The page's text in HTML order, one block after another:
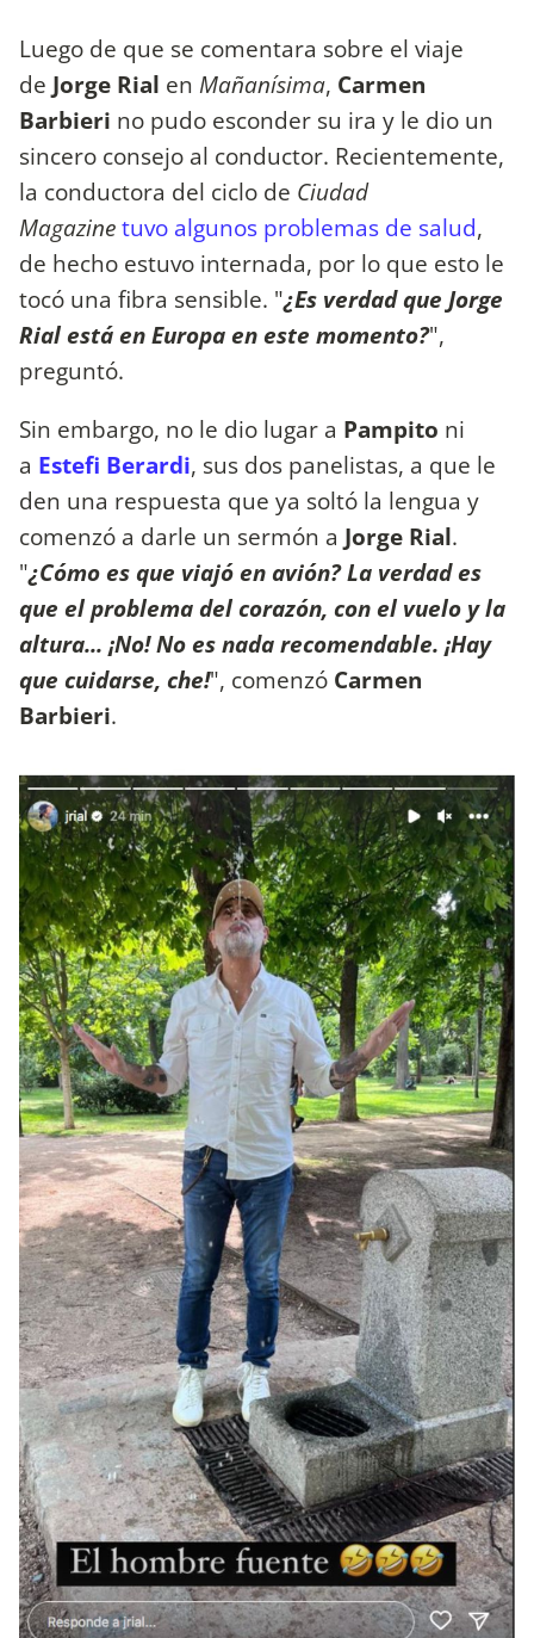
Luego de que se comentara sobre el viaje
de Jorge Rial en Mañanísima, Carmen
Barbieri no pudo esconder su ira y le dio un
sincero consejo al conductor. Recientemente,
la conductora del ciclo de Ciudad
Magazinetuvo algunos problemas de salud,
de hecho estuvo internada, por lo que esto le
tocó una fibra sensible. "¿Es verdad que Jorge
Rial está en Europa en este momento?",
preguntó.
Sin embargo, no le dio lugar a Pampito ni
a Estefi Berardi, sus dos panelistas, a que le
den una respuesta que ya soltó la lengua y
comenzó a darle un sermón a Jorge Rial.
"¿Cómo es que viajó en avión? La verdad es
que el problema del corazón, con el vuelo y la
altura... ¡No! No es nada recomendable. ¡Hay
que cuidarse, che!", comenzó Carmen
Barbieri.